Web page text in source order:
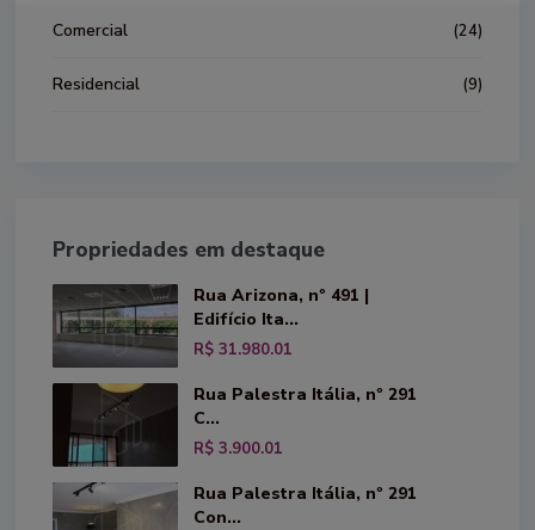
Comercial (24)
Residencial (9)
Propriedades em destaque
Rua Arizona, nº 491 |
Edifício Ita...
R$ 31.980.01
Rua Palestra Itália, nº 291
C...
R$ 3.900.01
Rua Palestra Itália, nº 291
Con...